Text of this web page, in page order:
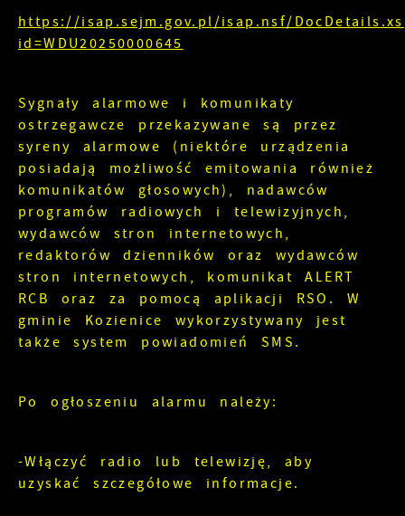
https://isap.sejm.gov.pl/isap.nsf/
id=WDU20250000645
Sygnały alarmowe i komunikaty
ostrzegawcze przekazywane są przez
syreny alarmowe (niektóre urządzenia
posiadają możliwość emitowania również
komunikatów głosowych), nadawców
programów radiowych i telewizyjnych,
wydawców stron internetowych,
redaktorów dzienników oraz wydawców
stron internetowych, komunikat ALERT
RCB oraz za pomocą aplikacji RSO. W
gminie Kozienice wykorzystywany jest
także system powiadomień SMS.
Po ogłoszeniu alarmu należy:
-Włączyć radio lub telewizję, aby
uzyskać szczegółowe informacje.
cookies gwarantuje dostępność większej ilości
funkcji na stronie.
Analityczne pliki cookies pomagają nam
rozwijać się i dostosowywać do Twoich
Cookies analityczne pozwalają na uzyskanie
informacji w zakresie wykorzystywania witryny
internetowej, miejsca oraz częstotliwości, z jaką
odwiedzane są nasze serwisy www. Dane
pozwalają nam na ocenę naszych serwisów
internetowych pod względem ich popularności
wśród użytkowników. Zgromadzone informacje są
przetwarzane w formie zanonimizowanej.
Wyrażenie zgody na analityczne pliki cookies
gwarantuje dostępność wszystkich
funkcjonalności.
Więcej
Reklamowe
Dzięki reklamowym plikom cookies prezentujemy
Ci najciekawsze informacje i aktualności na
stronach naszych partnerów.
Promocyjne pliki cookies służą do
prezentowania Ci naszych komunikatów na
podstawie analizy Twoich upodobań oraz
Twoich zwyczajów dotyczących przeglądanej
lub firm będących naszymi partnerami oraz
innych dostawców usług. Firmy te działają w
komunikatów mediów społecznościowych.
Więcej